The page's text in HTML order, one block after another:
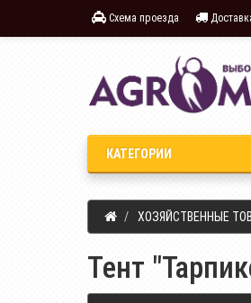
Схема проезда
КАТЕГОРИИ
ХОЗЯЙСТВЕННЫЕ
Тент